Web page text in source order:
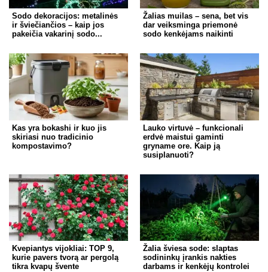
Sodo dekoracijos: metalinės
ir šviečiančios – kaip jos
pakeičia vakarinį sodo...
Žalias muilas – sena, bet vis
dar veiksminga priemonė
sodo kenkėjams naikinti
Kas yra bokashi ir kuo jis
skiriasi nuo tradicinio
kompostavimo?
Lauko virtuvė – funkcionali
erdvė maistui gaminti
gryname ore. Kaip ją
susiplanuoti?
Kvepiantys vijokliai: TOP 9,
kurie pavers tvorą ar pergolą
tikra kvapų švente
Žalia šviesa sode: slaptas
sodininkų įrankis nakties
darbams ir kenkėjų kontrolei